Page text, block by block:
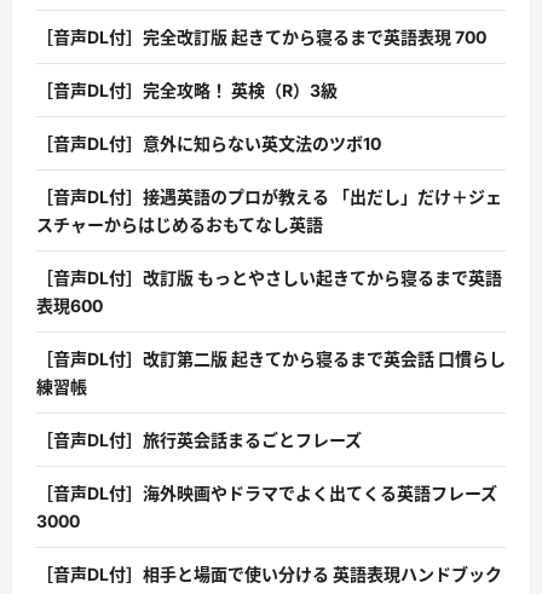
［音声DL付］完全改訂版 起きてから寝るまで英語表現 700
［音声DL付］完全攻略！ 英検（R）3級
［音声DL付］意外に知らない英文法のツボ10
［音声DL付］接遇英語のプロが教える 「出だし」だけ＋ジェ
スチャーからはじめるおもてなし英語
［音声DL付］改訂版 もっとやさしい起きてから寝るまで英語
表現600
［音声DL付］改訂第二版 起きてから寝るまで英会話 口慣らし
練習帳
［音声DL付］旅行英会話まるごとフレーズ
［音声DL付］海外映画やドラマでよく出てくる英語フレーズ
3000
［音声DL付］相手と場面で使い分ける 英語表現ハンドブック